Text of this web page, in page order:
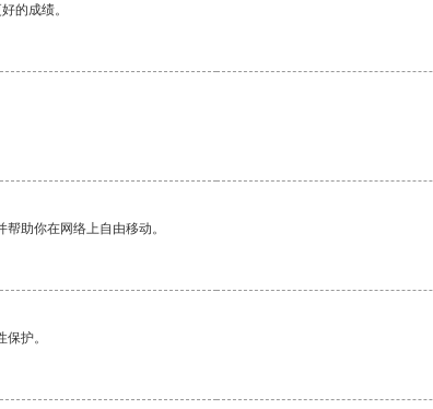
的成绩。
助你在网络上自由移动。
护。